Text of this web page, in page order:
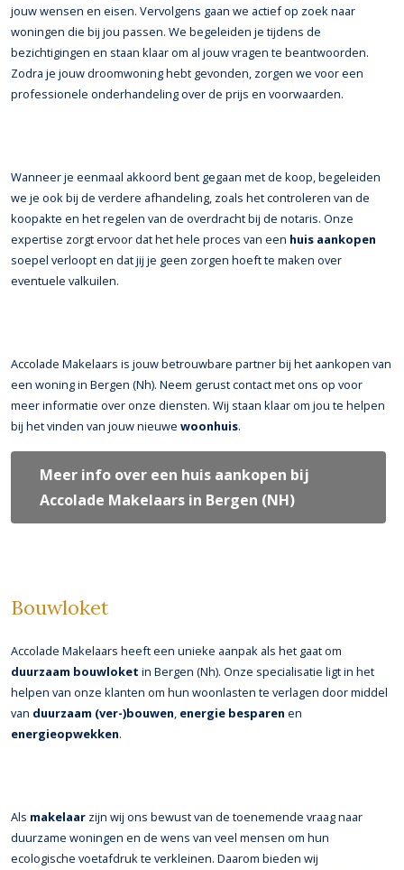
jouw wensen en eisen. Vervolgens gaan we actief op zoek naar
woningen die bij jou passen. We begeleiden je tijdens de
bezichtigingen en staan klaar om al jouw vragen te beantwoorden.
Zodra je jouw droomwoning hebt gevonden, zorgen we voor een
professionele onderhandeling over de prijs en voorwaarden.
Wanneer je eenmaal akkoord bent gegaan met de koop, begeleiden
we je ook bij de verdere afhandeling, zoals het controleren van de
koopakte en het regelen van de overdracht bij de notaris. Onze
expertise zorgt ervoor dat het hele proces van een huis aankopen
soepel verloopt en dat jij je geen zorgen hoeft te maken over
eventuele valkuilen.
Accolade Makelaars is jouw betrouwbare partner bij het aankopen van
een woning in Bergen (Nh). Neem gerust contact met ons op voor
meer informatie over onze diensten. Wij staan klaar om jou te helpen
bij het vinden van jouw nieuwe woonhuis.
Meer info over een huis aankopen bij
Accolade Makelaars in Bergen (NH)
Bouwloket
Accolade Makelaars heeft een unieke aanpak als het gaat om
duurzaam bouwloket in Bergen (Nh). Onze specialisatie ligt in het
helpen van onze klanten om hun woonlasten te verlagen door middel
van duurzaam (ver-)bouwen, energie besparen en
energieopwekken.
Als makelaar zijn wij ons bewust van de toenemende vraag naar
duurzame woningen en de wens van veel mensen om hun
ecologische voetafdruk te verkleinen. Daarom bieden wij